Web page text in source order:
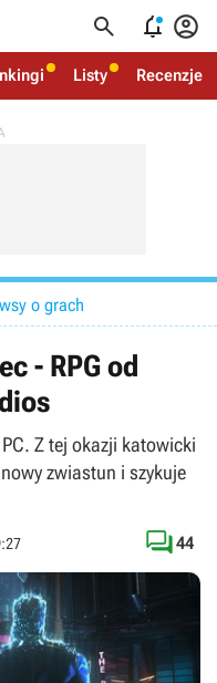
  
Listy Recenzje
o grach
- RPG od
Z tej okazji katowicki
zwiastun i szykuje
44